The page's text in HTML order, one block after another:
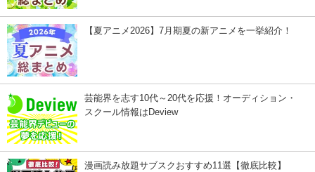
【夏アニメ2026】7月期夏の新アニメを一挙紹介！
芸能界を志す10代～20代を応援！オーディション・
スクール情報はDeview
漫画読み放題サブスクおすすめ11選【徹底比較】